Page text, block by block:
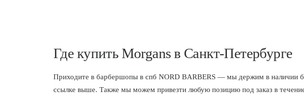
Где купить Morgans в Санкт-Петербурге
Приходите в барбершопы в спб NORD BARBERS — мы держим в наличии
ссылке выше. Также мы можем привезти любую позицию под заказ в